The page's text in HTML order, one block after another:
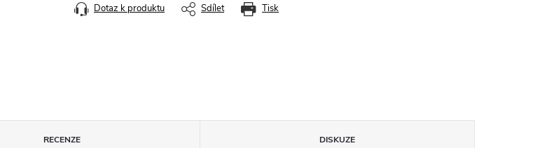
Tisk
Dotaz k produktu Sdílet
RECENZE DISKUZE